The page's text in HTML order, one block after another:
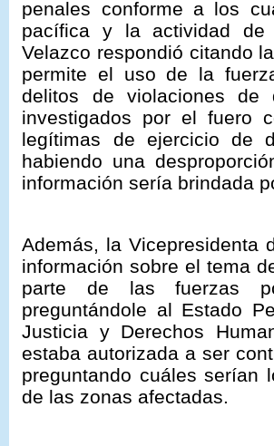
penales conforme a los
pacífica y la actividad de
Velazco respondió citando
permite el uso de la
delitos de violaciones de
investigados por el fuero
legítimas de ejercicio de
habiendo una
información sería brindada
Además, la Vicepresidenta
información sobre el tema
parte de las fuerzas
preguntándole al Estado
Justicia y Derechos
estaba autorizada a ser
preguntando cuáles serían
de las zonas afectadas.